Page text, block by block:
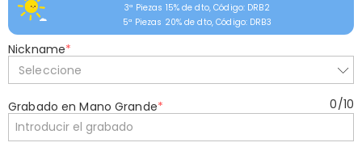
3ª Piezas 15% de dto, Código: DRB2
5ª Piezas 20% de dto, Código: DRB3
Nickname*
Seleccione
Grabado en Mano Grande* 0/10